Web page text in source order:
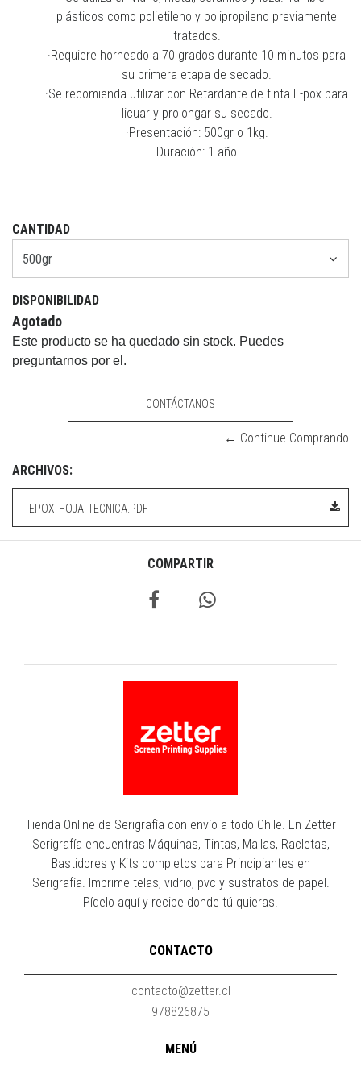
plásticos como polietileno y polipropileno previamente
tratados.
·Requiere horneado a 70 grados durante 10 minutos para
su primera etapa de secado.
·Se recomienda utilizar con Retardante de tinta E-pox para
licuar y prolongar su secado.
·Presentación: 500gr o 1kg.
·Duración: 1 año.
CANTIDAD
DISPONIBILIDAD
Agotado
Este producto se ha quedado sin stock. Puedes
preguntarnos por el.
CONTÁCTANOS
← Continue Comprando
ARCHIVOS:
EPOX_HOJA_TECNICA.PDF
COMPARTIR
Tienda Online de Serigrafía con envío a todo Chile. En Zetter
Serigrafía encuentras Máquinas, Tintas, Mallas, Racletas,
Bastidores y Kits completos para Principiantes en
Serigrafía. Imprime telas, vidrio, pvc y sustratos de papel.
Pídelo aquí y recibe donde tú quieras.
CONTACTO
contacto@zetter.cl
978826875
MENÚ